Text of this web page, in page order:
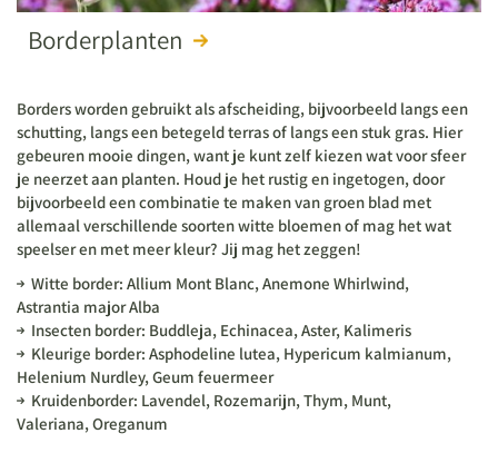
Borderplanten
Borders worden gebruikt als afscheiding, bijvoorbeeld langs een
schutting, langs een betegeld terras of langs een stuk gras. Hier
gebeuren mooie dingen, want je kunt zelf kiezen wat voor sfeer
je neerzet aan planten. Houd je het rustig en ingetogen, door
bijvoorbeeld een combinatie te maken van groen blad met
allemaal verschillende soorten witte bloemen of mag het wat
speelser en met meer kleur? Jij mag het zeggen!
Witte border: Allium Mont Blanc, Anemone Whirlwind,
Astrantia major Alba
Insecten border: Buddleja, Echinacea, Aster, Kalimeris
Kleurige border: Asphodeline lutea, Hypericum kalmianum,
Helenium Nurdley, Geum feuermeer
Kruidenborder: Lavendel, Rozemarijn, Thym, Munt,
Valeriana, Oreganum